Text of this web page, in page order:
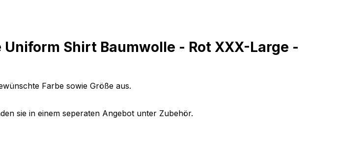
Shirt Baumwolle - Rot XXX-Large -
Farbe sowie Größe aus.
sie in einem seperaten Angebot unter Zubehör.